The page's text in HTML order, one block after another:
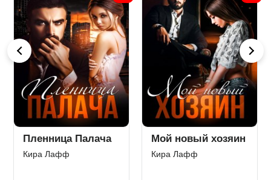
Забыть Палача
Кира Лафф
Пленница Палача
Кира Лафф